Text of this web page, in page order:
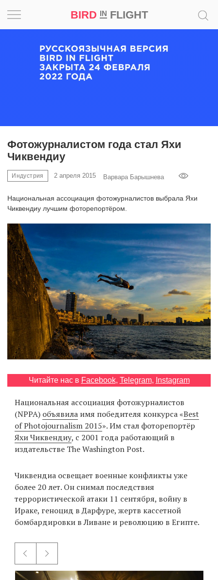
BIRD INFLIGHT
Фотожурналистом года стал Яхи
Чиквендиу
Индустрия 2 апреля 2015 Варвара Барышнева
Национальная ассоциация фотожурналистов выбрала Яхи
Чиквендиу лучшим фоторепортёром.
Читайте нас в Facebook, Telegram, Instagram
Национальная ассоциация фотожурналистов
(NPPA) объявила имя победителя конкурса «Best
of Photojournalism 2015». Им стал фоторепортёр
Яхи Чиквендиу, с 2001 года работающий в
издательстве The Washington Post.
Чиквендиа освещает военные конфликты уже
более 20 лет. Он снимал последствия
террористической атаки 11 сентября, войну в
Ираке, геноцид в Дарфуре, жертв кассетной
бомбардировки в Ливане и революцию в Египте.